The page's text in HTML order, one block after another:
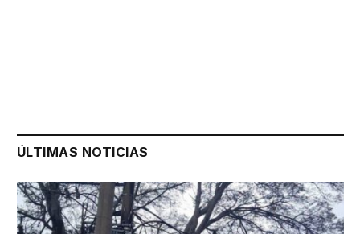
ÚLTIMAS NOTICIAS